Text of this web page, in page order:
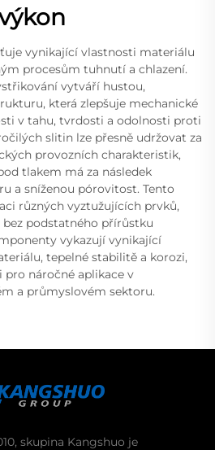
vynikající vlastnosti materiálu
procesům tuhnutí a chlazení.
vytváří hustou,
která zlepšuje mechanické
v tahu, tvrdosti a odolnosti proti
slitin lze přesně udržovat za
provozních charakteristik,
tlakem má za následek
a sníženou pórovitost. Tento
různých vyztužujících prvků,
bez podstatného přírůstku
vykazují vynikající
tepelné stabilitě a korozi,
náročné aplikace v
a průmyslovém sektoru.
skupina Kangshuo je